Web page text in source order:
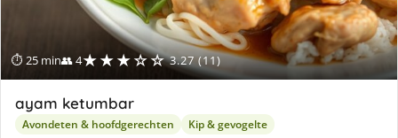
⏱ 25 min👥 4★★★☆☆ 3.27 (11)
ayam ketumbar
Avondeten & hoofdgerechten Kip & gevogelte